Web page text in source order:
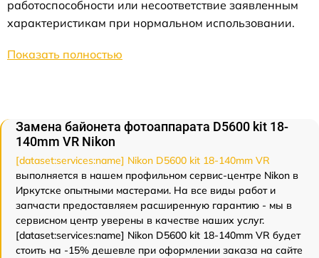
работоспособности или несоответствие заявленным
характеристикам при нормальном использовании.
Показать полностью
Замена байонета фотоаппарата D5600 kit 18-
140mm VR Nikon
[dataset:services:name] Nikon D5600 kit 18-140mm VR
выполняется в нашем профильном сервис-центре Nikon в
Иркутске опытными мастерами. На все виды работ и
запчасти предоставляем расширенную гарантию - мы в
сервисном центр уверены в качестве наших услуг.
[dataset:services:name] Nikon D5600 kit 18-140mm VR будет
стоить на -15% дешевле при оформлении заказа на сайте